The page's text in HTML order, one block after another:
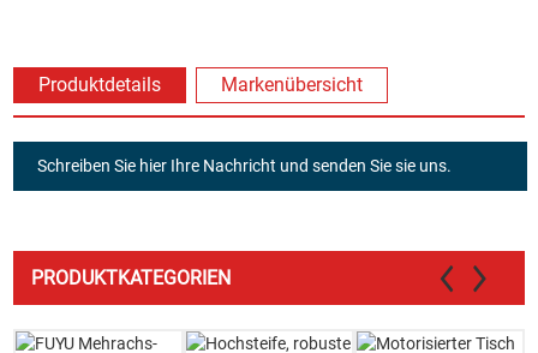
Produktdetails Markenübersicht
Schreiben Sie hier Ihre Nachricht und senden Sie sie uns.
PRODUKTKATEGORIEN